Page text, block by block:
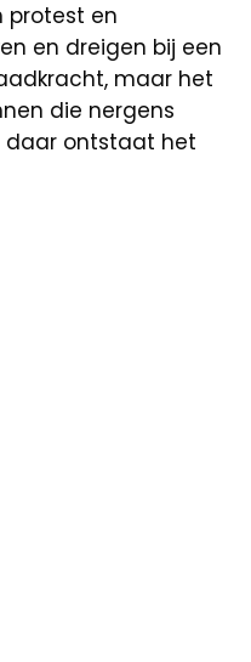
protest en
en dreigen bij een
maar het
die nergens
daar ontstaat het